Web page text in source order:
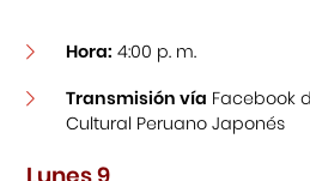
Hora: 4:00 p. m.
Transmisión vía Facebook
Cultural Peruano Japonés